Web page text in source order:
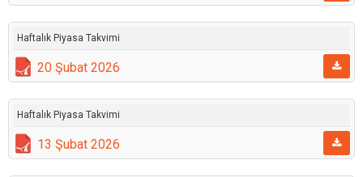
Haftalık Piyasa Takvimi
20 Şubat 2026
Haftalık Piyasa Takvimi
13 Şubat 2026